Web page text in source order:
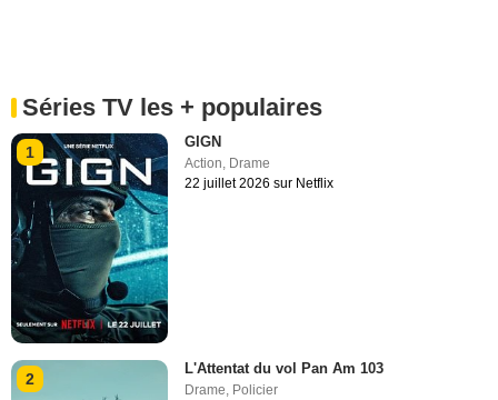
Séries TV les + populaires
1
GIGN
Action, Drame
22 juillet 2026 sur Netflix
2
L'Attentat du vol Pan Am 103
Drame Policier